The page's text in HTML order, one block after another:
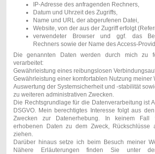
IP-Adresse des anfragenden Rechners,
Datum und Uhrzeit des Zugriffs,
Name und URL der abgerufenen Datei,
Website, von der aus der Zugriff erfolgt
verwendeter Browser und ggf. das
Rechners sowie der Name des Access-
Die genannten Daten werden durch mich zu
verarbeitet:
Gewährleistung eines reibungslosen
Gewährleistung einer komfortablen Nutzung meiner
Auswertung der Systemsicherheit und -stabilität
zu weiteren administrativen Zwecken.
Die Rechtsgrundlage für die Datenverarbeitung ist
DSGVO. Mein berechtigtes Interesse folgt aus
Zwecken zur Datenerhebung. In keinem Fall
erhobenen Daten zu dem Zweck, Rückschlüsse
ziehen.
Darüber hinaus setze ich beim Besuch meiner
Nähere Erläuterungen finden Sie unter